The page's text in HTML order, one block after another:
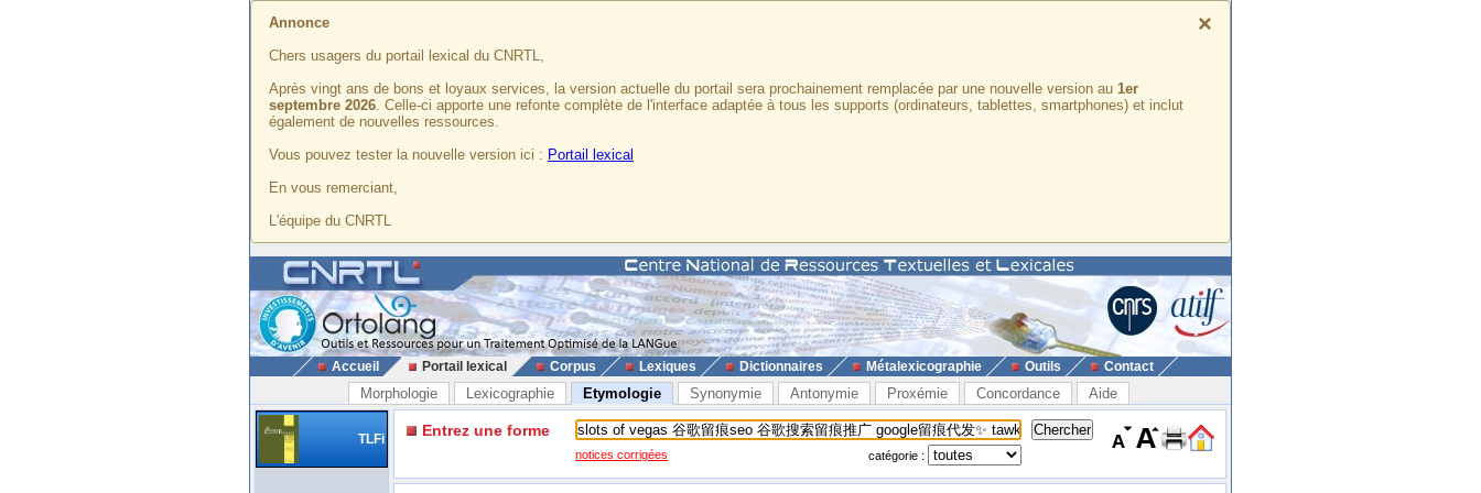
×
Annonce
Chers usagers du portail lexical du CNRTL,
Après vingt ans de bons et loyaux services, la version actuelle du portail sera prochainement remplacée par une nouvelle version au 1er
septembre 2026. Celle-ci apporte une refonte complète de l'interface adaptée à tous les supports (ordinateurs, tablettes, smartphones) et inclut
également de nouvelles ressources.
Vous pouvez tester la nouvelle version ici : Portail lexical
En vous remerciant,
L'équipe du CNRTL
Accueil Portail lexical Corpus Lexiques Dictionnaires Métalexicographie Outils Contact
Morphologie Lexicographie Etymologie Synonymie Antonymie Proxémie Concordance Aide
TLFi Entrez une forme
notices corrigées catégorie :